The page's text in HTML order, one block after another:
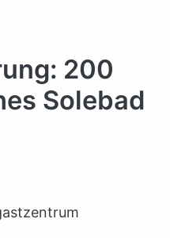
200
Solebad